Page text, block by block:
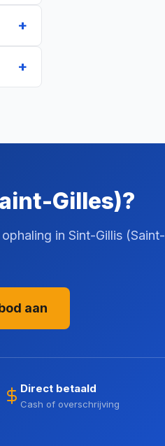
Gilles)?
in Sint-Gillis (Saint-
aan
Direct betaald
Cash of overschrijving